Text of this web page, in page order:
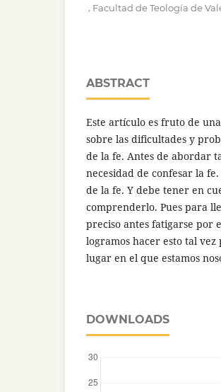
Facultad de Teología de
ABSTRACT
Este artículo es fruto de
sobre las dificultades y
de la fe. Antes de abordar
necesidad de confesar la
de la fe. Y debe tener en
comprenderlo. Pues para
preciso antes fatigarse por
logramos hacer esto tal
lugar en el que estamos
DOWNLOADS